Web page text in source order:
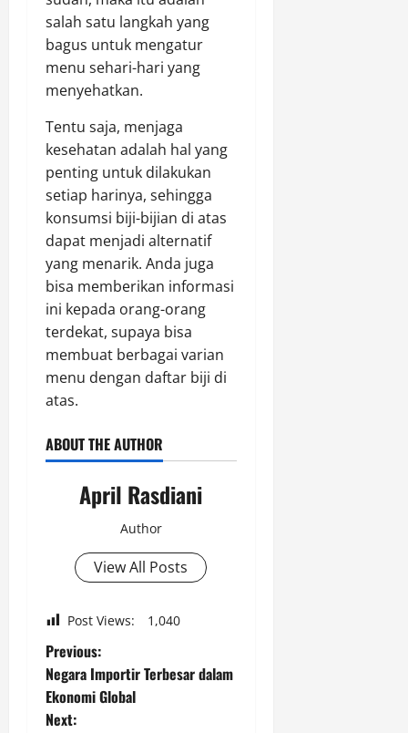
salah satu langkah yang
bagus untuk mengatur
menu sehari-hari yang
menyehatkan.
Tentu saja, menjaga
kesehatan adalah hal yang
penting untuk dilakukan
setiap harinya, sehingga
konsumsi biji-bijian di atas
dapat menjadi alternatif
yang menarik. Anda juga
bisa memberikan informasi
ini kepada orang-orang
terdekat, supaya bisa
membuat berbagai varian
menu dengan daftar biji di
atas.
ABOUT THE AUTHOR
April Rasdiani
Author
View All Posts
Post Views: 1,040
P
o
Previous:
Negara Importir Terbesar dalam
Ekonomi Global
Next: